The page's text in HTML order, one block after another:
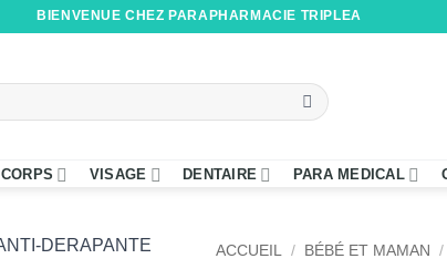
BIENVENUE CHEZ PARAPHARMACIE TRIPLEA
CORPS VISAGE DENTAIRE PARA MEDICAL
ACCUEIL / BÉBÉ ET MAMAN /